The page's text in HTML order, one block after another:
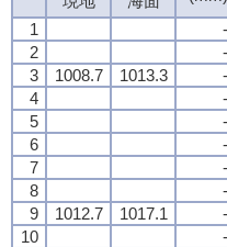
1
2
3
1008.7 1013.3
4
5
6
7
8
9
1012.7 1017.1
10